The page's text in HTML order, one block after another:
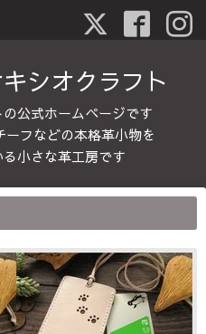
シオクラフト
公式ホームページです
フなどの本格革小物を
小さな革工房です